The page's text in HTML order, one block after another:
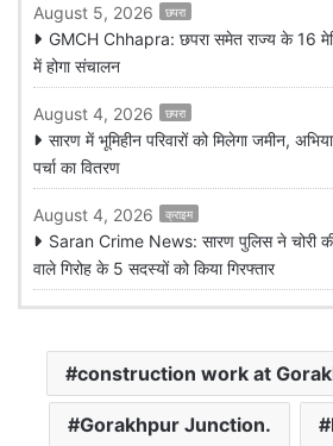
August 5, 2026 छपरा
GMCH Chhapra: छपरा समेत राज्य के 16
में होगा संचालन
August 4, 2026 छपरा
सारण में भूमिहीन परिवारों को मिलेगा जमीन,
पर्चा का वितरण
August 4, 2026 क्राइम
Saran Crime News: सारण पुलिस ने चोरी
वाले गिरोह के 5 सदस्यों को किया गिरफ्तार
construction work at
Gorakhpur Junction.